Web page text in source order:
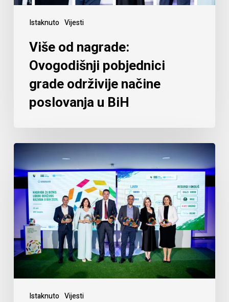
Istaknuto Vijesti
Više od nagrade:
Ovogodišnji pobjednici
grade održivije načine
poslovanja u BiH
Istaknuto Vijesti